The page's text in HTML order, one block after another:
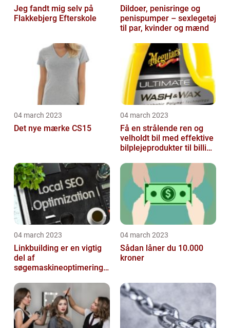
Jeg fandt mig selv på
Flakkebjerg Efterskole
Dildoer, penisringe og
penispumper – sexlegetøj
til par, kvinder og mænd
04 march 2023
Det nye mærke CS15
04 march 2023
Få en strålende ren og
velholdt bil med effektive
bilplejeprodukter til billige
04 march 2023
Linkbuilding er en vigtig
del af
søgemaskineoptimeringe
04 march 2023
Sådan låner du 10.000
kroner